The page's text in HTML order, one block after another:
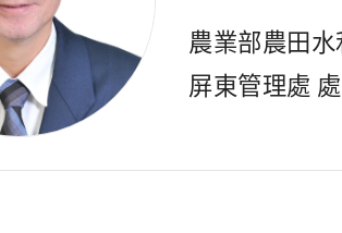
農業部農田水
屏東管理處